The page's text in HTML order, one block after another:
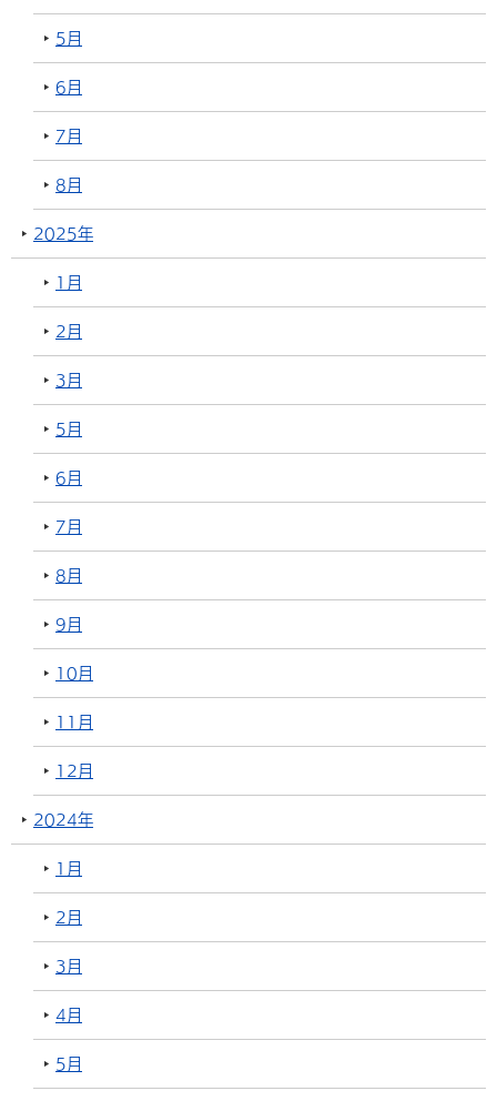
5月
6月
7月
8月
2025年
1月
2月
3月
5月
6月
7月
8月
9月
10月
11月
12月
2024年
1月
2月
3月
4月
5月